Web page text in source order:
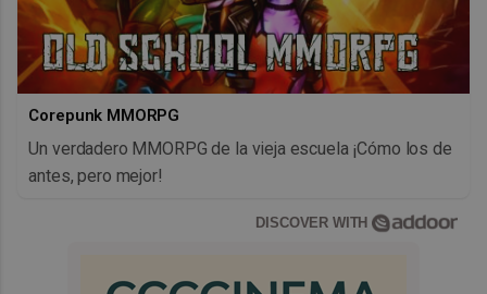
Corepunk MMORPG
Un verdadero MMORPG de la vieja escuela ¡Cómo los de
antes, pero mejor!
DISCOVER WITH